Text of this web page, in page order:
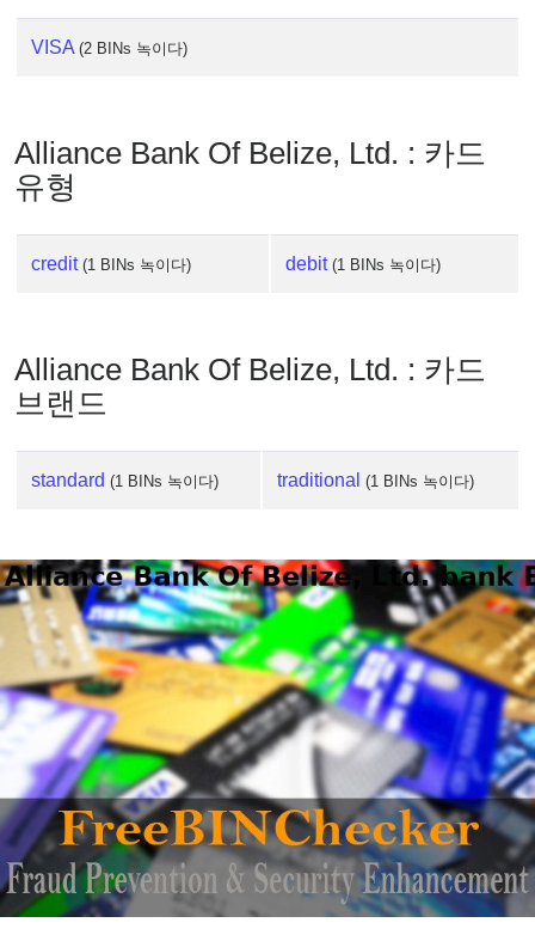
Validator
VISA (2 BINs 녹이다)
Alliance Bank Of Belize, Ltd. : 카드
유형
credit (1 BINs 녹이다) debit (1 BINs 녹이다)
Alliance Bank Of Belize, Ltd. : 카드
브랜드
standard (1 BINs 녹이다) traditional (1 BINs 녹이다)